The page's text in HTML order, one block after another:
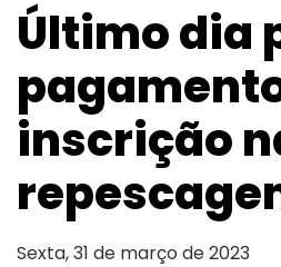
Último dia
inscrição
Sexta, 31 de março de 2023